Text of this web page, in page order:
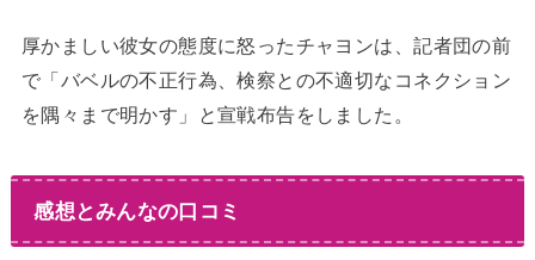
厚かましい彼女の態度に怒ったチャヨンは、記者団の前
で「バベルの不正行為、検察との不適切なコネクション
を隅々まで明かす」と宣戦布告をしました。
感想とみんなの口コミ